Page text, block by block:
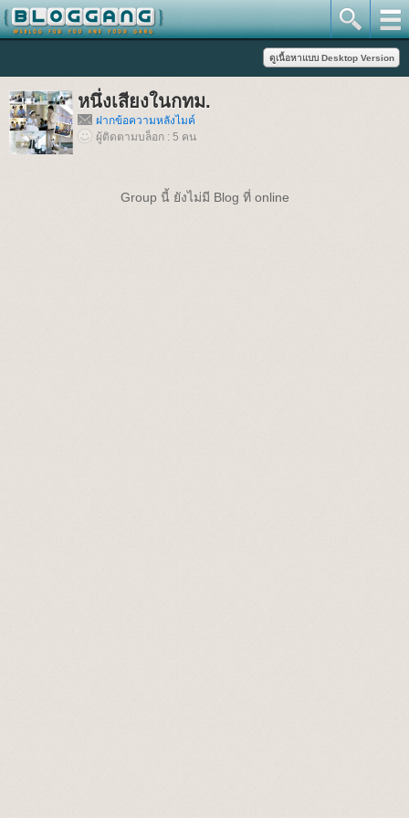
หนึ่งเสียงในกทม.
ฝากข้อความหลังไมค์
ผู้ติดตามบล็อก : 5 คน
Group นี้ ยังไม่มี Blog ที่ online